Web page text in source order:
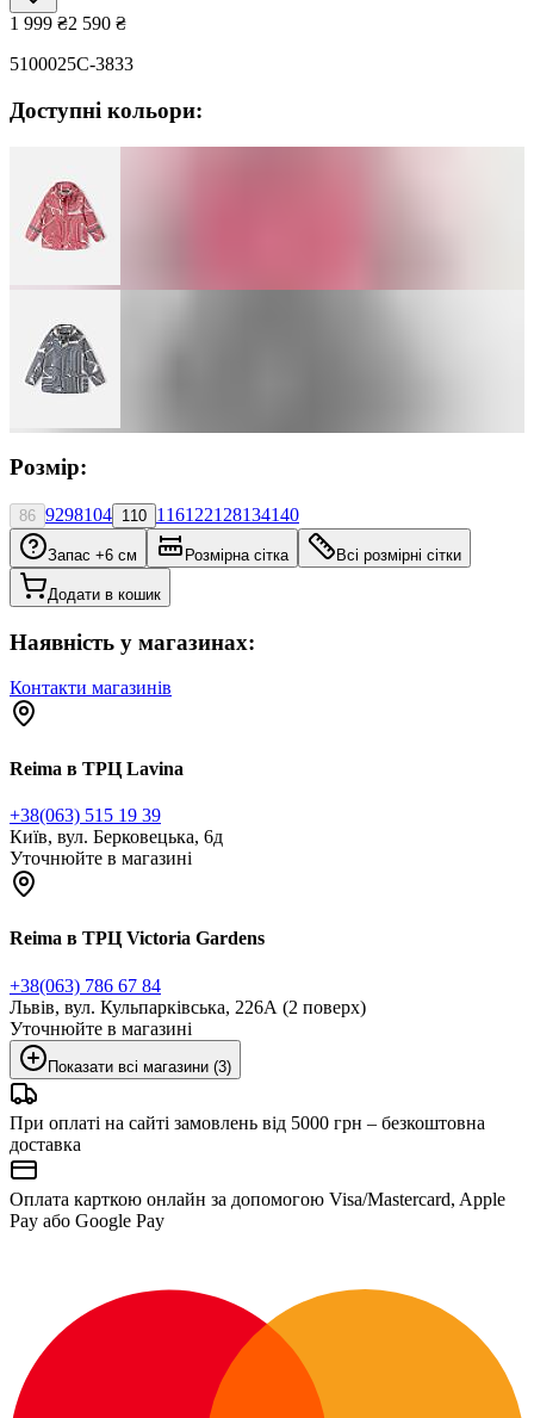
1 999 ₴2 590 ₴
5100025C-3833
Доступні кольори:
Розмір:
86 9298104 110 116122128134140
Запас +6 см Розмірна сітка Всі розмірні сітки
Додати в кошик
Наявність у магазинах:
Контакти магазинів
Reima в ТРЦ Lavina
+38(063) 515 19 39
Київ, вул. Берковецька, 6д
Уточнюйте в магазині
Reima в ТРЦ Victoria Gardens
+38(063) 786 67 84
Львів, вул. Кульпарківська, 226А (2 поверх)
Уточнюйте в магазині
Показати всі магазини (3)
При оплаті на сайті замовлень від 5000 грн – безкоштовна
доставка
Оплата карткою онлайн за допомогою Visa/Mastercard, Apple
Pay або Google Pay